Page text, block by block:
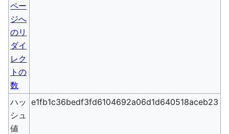
ペー
ジへ
のリ
ダイ
レク
トの
数
ハッ
シュ
値
e1fb1c36bedf3fd6104692a06d1d640518aceb23